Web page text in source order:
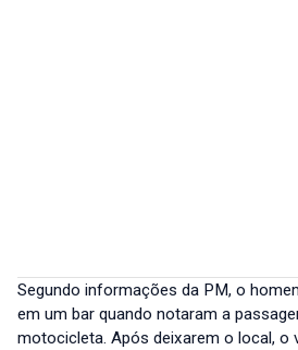
Segundo informações da PM, o
em um bar quando notaram a
motocicleta. Após deixarem o local, o